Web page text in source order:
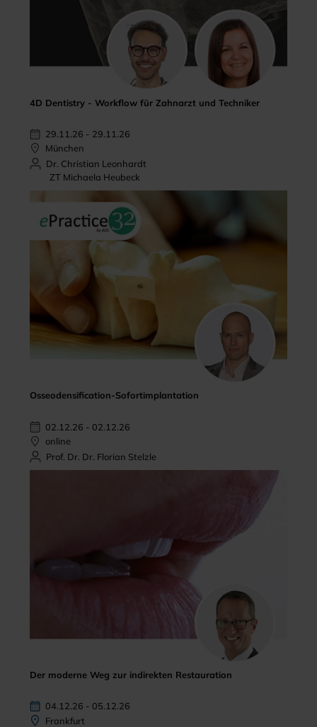
4D Dentistry - Workflow für Zahnarzt und Techniker
29.11.26 - 29.11.26
München
Dr. Christian Leonhardt
ZT Michaela Heubeck
Osseodensification-Sofortimplantation
02.12.26 - 02.12.26
online
Prof. Dr. Dr. Florian Stelzle
Der moderne Weg zur indirekten Restauration
04.12.26 - 05.12.26
Frankfurt